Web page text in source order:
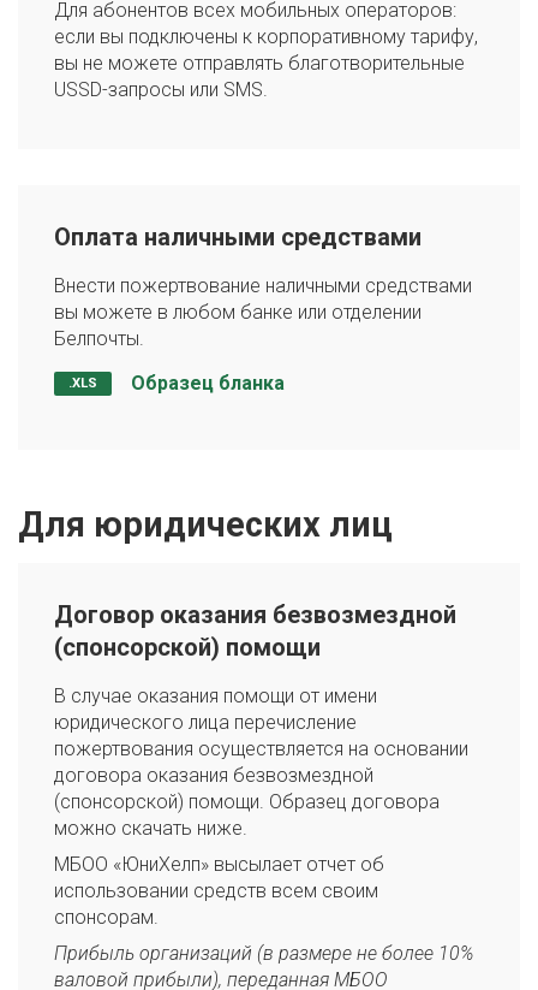
Для абонентов всех мобильных операторов:
если вы подключены к корпоративному тарифу,
вы не можете отправлять благотворительные
USSD-запросы или SMS.
Оплата наличными средствами
Внести пожертвование наличными средствами
вы можете в любом банке или отделении
Белпочты.
Образец бланка
Для юридических лиц
Договор оказания безвозмездной
(спонсорской) помощи
В случае оказания помощи от имени
юридического лица перечисление
пожертвования осуществляется на основании
договора оказания безвозмездной
(спонсорской) помощи. Образец договора
можно скачать ниже.
МБОО «ЮниХелп» высылает отчет об
использовании средств всем своим
спонсорам.
Прибыль организаций (в размере не более 10%
валовой прибыли), переданная МБОО